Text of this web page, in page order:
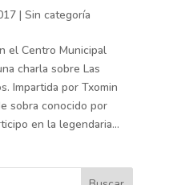
| Sin categoría
el Centro Municipal
charla sobre Las
Impartida por Txomin
sobra conocido por
en la legendaria...